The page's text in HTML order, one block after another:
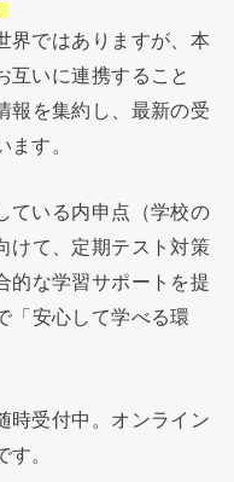
ではありますが、 本
互いに連携すること
を集約し、 最新の受
す。
ている内申点（学校の
て、 定期テスト対策
的な学習サポートを提
「 安心して学べる環
時受付中。オンライン
。